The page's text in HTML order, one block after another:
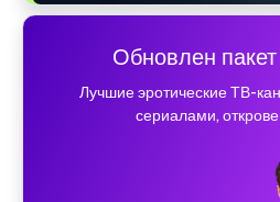
Обновлен
Лучшие эротические ТВ-
сериалами,